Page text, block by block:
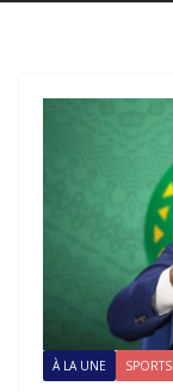
À LA UNE SPORTS